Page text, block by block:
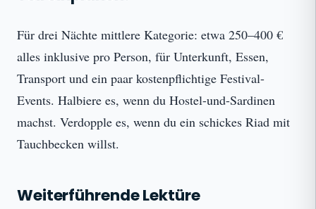
Für drei Nächte mittlere Kategorie: etwa 250–400 €
alles inklusive pro Person, für Unterkunft, Essen,
Transport und ein paar kostenpflichtige Festival-
Events. Halbiere es, wenn du Hostel-und-Sardinen
machst. Verdopple es, wenn du ein schickes Riad mit
Tauchbecken willst.
Weiterführende Lektüre